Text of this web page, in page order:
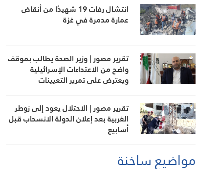
انتشال رفات 19 شهيدًا من أنقاض
عمارة مدمرة في غزة
تقرير مصور | وزير الصحة يطالب بموقف
واضح من الاعتداءات الإسرائيلية
ويعترض على تمرير التعيينات
تقرير مصور | الاحتلال يعود إلى زوطر
الغربية بعد إعلان الدولة الانسحاب قبل
أسابيع
مواضيع ساخنة